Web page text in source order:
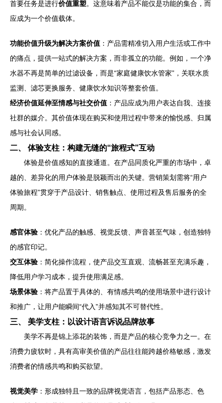
首要任务是进行价值重塑。这意味着产品不能仅是功能的集合，而
应成为一个价值载体。
功能价值升级为解决方案价值 ：产品需精准切入用户生活或工作中
的痛点，提供一站式的解决方案，而非孤立的功能。例如，一个净
水器不再是简单的过滤设备，而是“家庭健康饮水管家”，关联水质
监测、滤芯更换服务、健康饮水知识等整套价值。
经济价值延伸至情感与社交价值 ：产品应成为用户表达自我、连接
社群的媒介。其价值体现在购买和使用过程中带来的愉悦感、归属
感与社会认同感。
二、 体验支柱：构建无缝的“旅程式”互动
体验是价值感知的直接通道。在产品同质化严重的市场中，卓
越的、差异化的用户体验是脱颖而出的关键。营销策划需将“用户
体验旅程”贯穿于产品设计、销售触点、使用过程及售后服务的全
周期。
感官体验 ：优化产品的触感、视觉反馈、声音甚至气味，创造独特
的感官印记。
交互体验 ：简化操作流程，使产品交互直观、流畅甚至充满乐趣，
降低用户学习成本，提升使用满足感。
场景体验 ：将产品置于具体的、有情感共鸣的使用场景中进行设计
和推广，让用户能瞬间“代入”并感知其不可替代性。
三、 美学支柱：以设计语言诉说品牌故事
美学不再是锦上添花的装饰，而是产品的核心竞争力之一。在
消费力疲软时，具有高审美价值的产品往往能跨越价格敏感，激发
消费者的情感共鸣和购买欲望。
视觉美学 ：形成独特且一致的品牌视觉语言，包括产品形态、色